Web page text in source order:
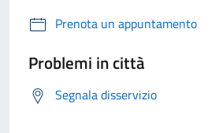
Prenota un appuntamento
Problemi in città
Segnala disservizio